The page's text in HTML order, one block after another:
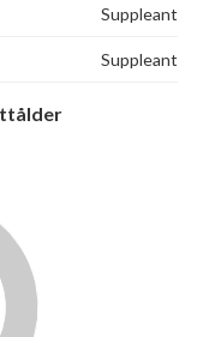
Suppleant
Suppleant